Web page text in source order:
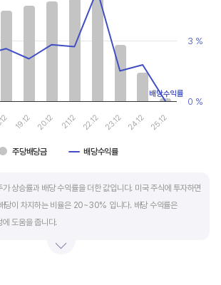
displaying values, and values.
주당배당금 배당수익률
19.12 20.12 21.12 22.12 23.12 24.12 25.12
0 %
3 %
배당수익률
상승률과 배당 수익률을 더한 값입니다. 미국 주식에 투자하면
당이 차지하는 비율은 20~30% 입니다. 배당 수익률은
도움을 줍니다.